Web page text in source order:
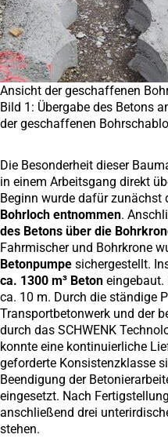
Ansicht der geschaffenen
Bild 1: Übergabe des Betons
der geschaffenen
Die Besonderheit dieser
in einem Arbeitsgang direkt
Beginn wurde dafür zunächst
Bohrloch entnommen.
des Betons über die
Fahrmischer und Bohrkrone
Betonpumpe sichergestellt.
ca. 1300 m³ Beton eingebaut.
ca. 10 m. Durch die ständige
Transportbetonwerk und der
durch das SCHWENK
konnte eine kontinuierliche
geforderte Konsistenzklasse
Beendigung der
eingesetzt. Nach
anschließend drei
stehen.